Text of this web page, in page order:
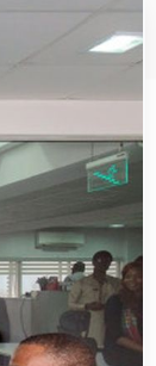
um Ihr
Wie und
können